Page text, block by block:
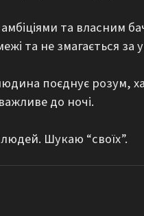
та власним
та не змагається за
поєднує розум,
до ночі.
Шукаю “своїх”.